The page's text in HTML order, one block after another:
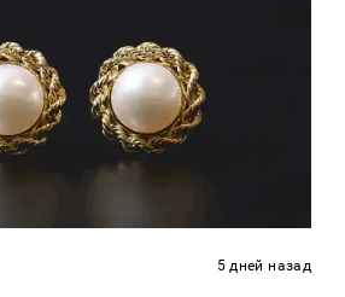
5 дней назад